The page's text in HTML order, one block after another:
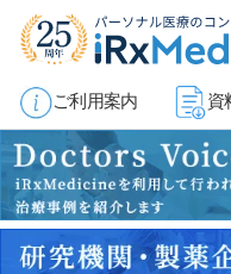
ご利用案内 資